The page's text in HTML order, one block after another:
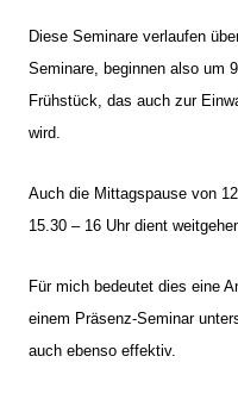
Diese Seminare verlaufen
Seminare, beginnen also um
Frühstück, das auch zur
wird.
Auch die Mittagspause von
15.30 – 16 Uhr dient
Für mich bedeutet dies eine
einem Präsenz-Seminar
auch ebenso effektiv.